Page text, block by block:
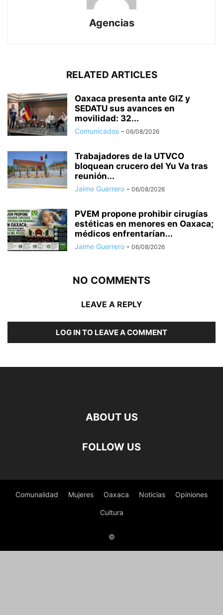
Agencias
RELATED ARTICLES
Oaxaca presenta ante GIZ y
SEDATU sus avances en
movilidad: 32...
Comunicados - 06/08/2026
Trabajadores de la UTVCO
bloquean crucero del Yu Va tras
reunión...
Jaime Guerrero - 06/08/2026
PVEM propone prohibir cirugías
estéticas en menores en Oaxaca;
médicos enfrentarían...
Jaime Guerrero - 06/08/2026
NO COMMENTS
LEAVE A REPLY
LOG IN TO LEAVE A COMMENT
ABOUT US
FOLLOW US
Comunalidad Mujeres Oaxaca Noticias Opiniones
Cultura
©